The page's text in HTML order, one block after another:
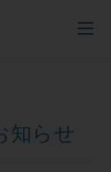
知らせ